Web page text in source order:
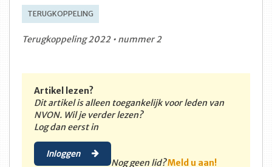
TERUGKOPPELING
Terugkoppeling 2022 • nummer 2
Artikel lezen?
Dit artikel is alleen toegankelijk voor leden van
NVON. Wil je verder lezen?
Log dan eerst in
Inloggen
Nog geen lid?Meld u aan!